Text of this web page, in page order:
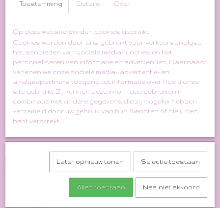
Black Gala/Cocktail Dress
with Cape Detail
€ 39,00 (inclusief btw 21%)
Op voorraad
Aantal
In winkelwagen
Material: Polyester
Toestemming Details Over
Op deze website worden cookies gebruikt
Cookies worden door ons gebruikt voor verkeersanalyse,
het aanbieden van sociale media-functies en het
personaliseren van informatie en advertenties. Daarnaast
verlenen we onze sociale media-, advertentie- en
analysepartners toegang tot informatie over hoe u onze
site gebruikt. Zij kunnen deze informatie gebruiken in
combinatie met andere gegevens die zij mogelijk hebben
verzameld door uw gebruik van hun diensten of die u hen
hebt verstrekt.
Later opnieuw tonen Selectie toestaan
Alles toestaan Nee, niet akkoord